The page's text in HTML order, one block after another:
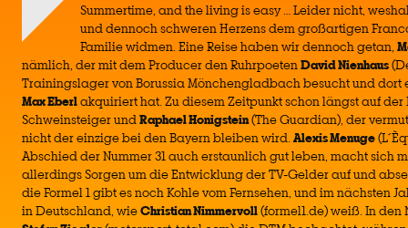
Summertime, and the living is easy … Leider nicht,
und dennoch schweren Herzens dem großartigen
Familie widmen. Eine Reise haben wir dennoch getan,
nämlich, der mit dem Producer den RuhrpoetenDavid Nienhaus
Trainingslager von Borussia Mönchengladbach besucht und dort
Max Eberlakquiriert hat. Zu diesem Zeitpunkt schon längst auf der
Schweinsteiger undRaphael Honigstein(The Guardian), der
nicht der einzige bei den Bayern bleiben wird.Alexis Menuge
Abschied der Nummer 31 auch erstaunlich gut leben, macht sich
allerdings Sorgen um die Entwicklung der TV-Gelder auf und
die Formel 1 gibt es noch Kohle vom Fernsehen, und im nächsten
in Deutschland, wieChristian Nimmervoll(formel1.de) weiß. In